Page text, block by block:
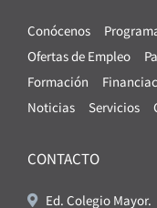
Conócenos
Ofertas de Empleo
Formación
Noticias
Servicios
CONTACTO
Ed. Colegio Mayor.